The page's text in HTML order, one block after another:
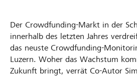
DE FR IT
Der Crowdfunding-Markt in der
innerhalb des letzten Jahres
das neuste Crowdfunding-
Luzern. Woher das Wachstum
Zukunft bringt, verrät Co-Autor